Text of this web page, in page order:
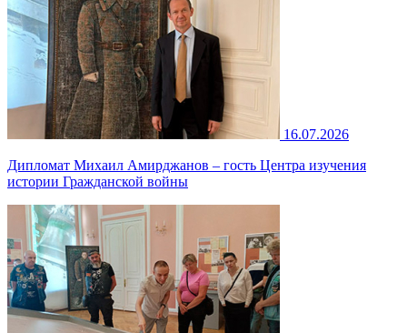
16.07.2026
Дипломат Михаил Амирджанов – гость Центра изучения
истории Гражданской войны